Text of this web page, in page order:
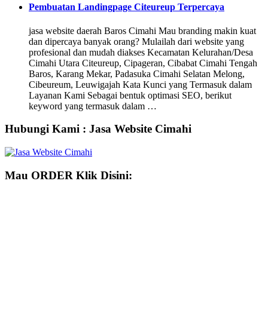
Pembuatan Landingpage Citeureup Terpercaya
jasa website daerah Baros Cimahi Mau branding makin kuat
dan dipercaya banyak orang? Mulailah dari website yang
profesional dan mudah diakses Kecamatan Kelurahan/Desa
Cimahi Utara Citeureup, Cipageran, Cibabat Cimahi Tengah
Baros, Karang Mekar, Padasuka Cimahi Selatan Melong,
Cibeureum, Leuwigajah Kata Kunci yang Termasuk dalam
Layanan Kami Sebagai bentuk optimasi SEO, berikut
keyword yang termasuk dalam …
Hubungi Kami : Jasa Website Cimahi
Mau ORDER Klik Disini: